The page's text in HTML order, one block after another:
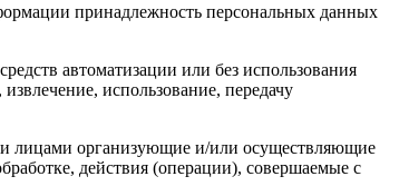
принадлежность персональных данных
автоматизации или без использования
использование, передачу
лицами организующие и/или осуществляющие
действия (операции), совершаемые с